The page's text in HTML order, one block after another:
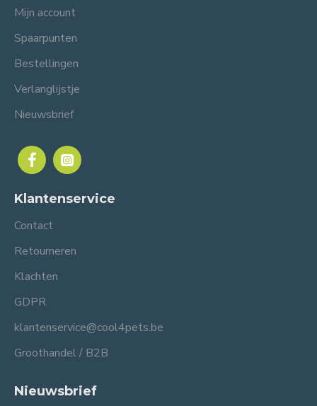
Mijn account
Spaarpunten
Bestellingen
Verlanglijstje
Nieuwsbrief
Klantenservice
Contact
Retourneren
Klachten
GDPR
klantenservice@cool4pets.be
Groothandel / B2B
Nieuwsbrief